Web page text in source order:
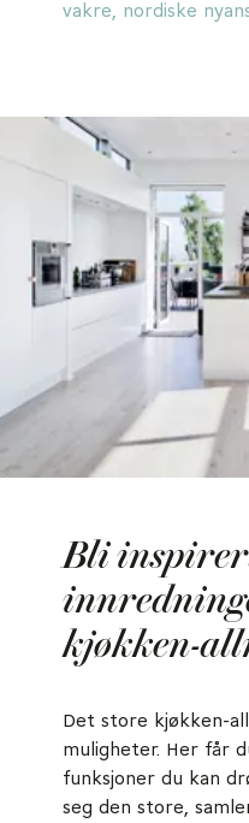
vakre, nordiske
Bli
kjøkken-
Det store kjøkken-
muligheter. Her får
funksjoner du kan
seg den store,